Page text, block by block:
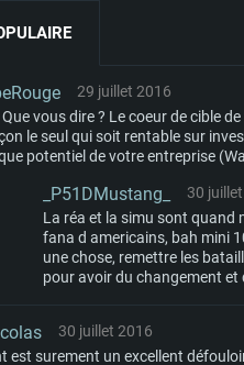
29 juillet 2016
Que vous dire ? Le coeur de cible
le seul qui soit rentable sur
potentiel de votre entreprise
_P51DMustang_ 30
La réa et la simu sont quand
fana d americains, bah mini
une chose, remettre les
pour avoir du changement et
30 juillet 2016
est surement un excellent